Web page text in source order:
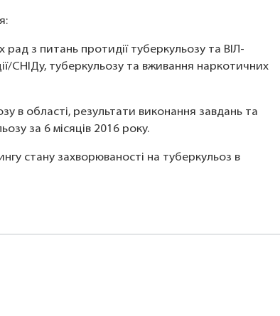
з питань протидії туберкульозу та ВІЛ-
СНІДу, туберкульозу та вживання наркотичних
в області, результати виконання завдань та
за 6 місяців 2016 року.
стану захворюваності на туберкульоз в